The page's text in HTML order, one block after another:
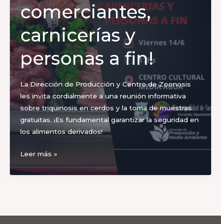
comerciantes,
carnicerías y
personas a fin!
La Dirección de Producción y Centro de Zoonosis
les invita cordialmente a una reunión informativa
sobre triquinosis en cerdos y la toma de muestras
gratuitas. ¡Es fundamental garantizar la seguridad en
los alimentos derivados!
¡Atención
de
Leer más »